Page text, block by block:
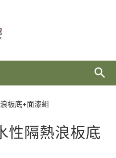
板底+面漆組
性隔熱浪板底